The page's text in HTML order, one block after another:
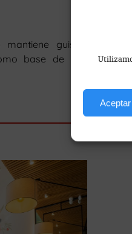
guisos,
base de una
una